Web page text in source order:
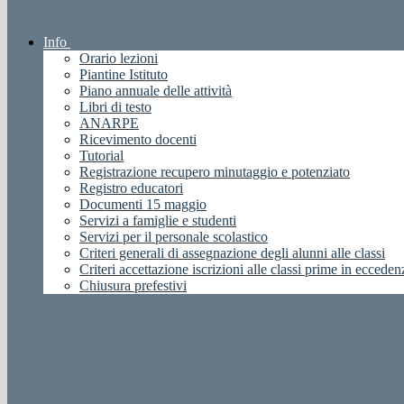
Info
Orario lezioni
Piantine Istituto
Piano annuale delle attività
Libri di testo
ANARPE
Ricevimento docenti
Tutorial
Registrazione recupero minutaggio e potenziato
Registro educatori
Documenti 15 maggio
Servizi a famiglie e studenti
Servizi per il personale scolastico
Criteri generali di assegnazione degli alunni alle classi
Criteri accettazione iscrizioni alle classi prime in
Chiusura prefestivi